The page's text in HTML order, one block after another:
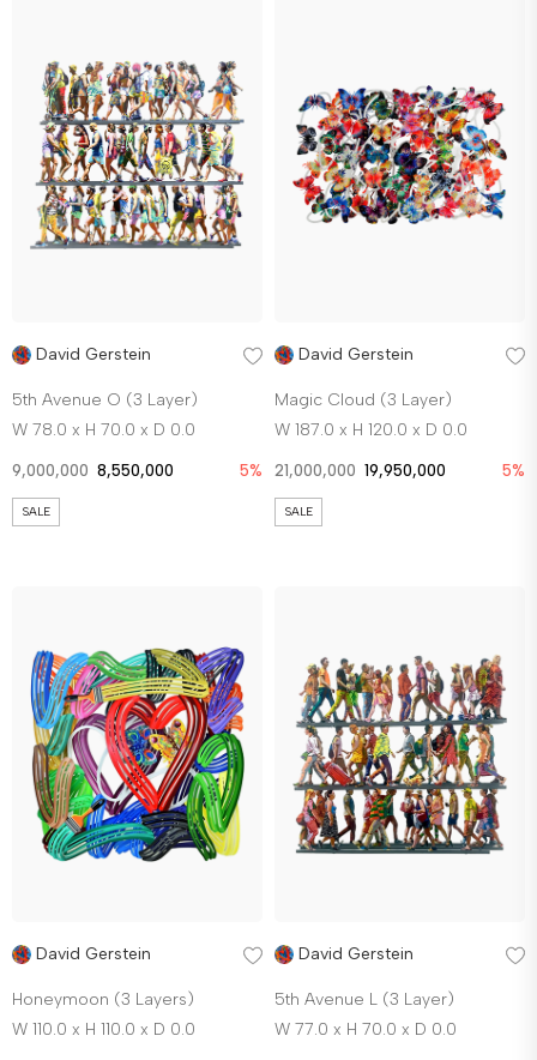
David Gerstein
5th Avenue O (3 Layer)
W 78.0 x H 70.0 x D 0.0
9,000,000 8,550,000 5%
SALE
David Gerstein
Magic Cloud (3 Layer)
W 187.0 x H 120.0 x D 0.0
21,000,000 19,950,000 5%
SALE
David Gerstein
Honeymoon (3 Layers)
W 110.0 x H 110.0 x D 0.0
David Gerstein
5th Avenue L (3 Layer)
W 77.0 x H 70.0 x D 0.0